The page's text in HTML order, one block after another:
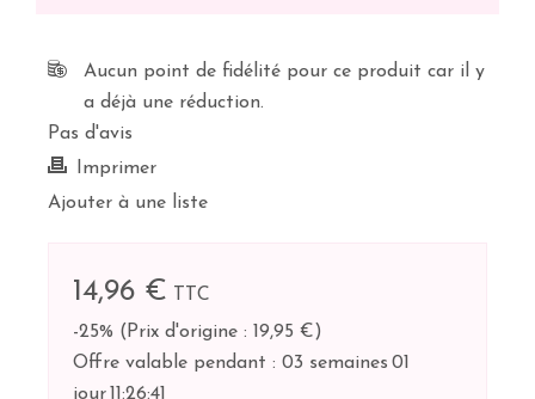
Aucun point de fidélité pour ce produit car il y
a déjà une réduction.
Pas d'avis
Imprimer
Ajouter à une liste
14,96 €
TTC
-25% ( Prix d'origine : 19,95 €)
Offre valable pendant : 03 semaines 01
jour 11:26:41